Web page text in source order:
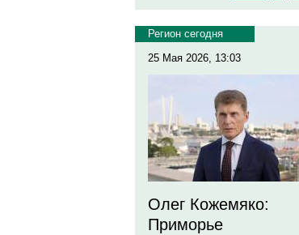
Регион сегодня
25 Мая 2026, 13:03
Олег Кожемяко:
Приморье